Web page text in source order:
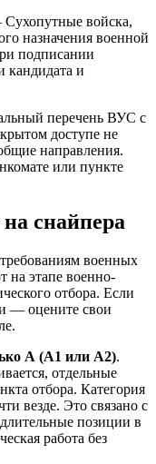
Сухопутные войска,
назначения военной
подписании
кандидата и
перечень ВУС с
доступе не
направления.
или пункте
снайпера
военных
на этапе военно-
отбора. Если
— оцените свои
А (А1 или А2).
отдельные
отбора. Категория
везде. Это связано с
позиции в
работа без